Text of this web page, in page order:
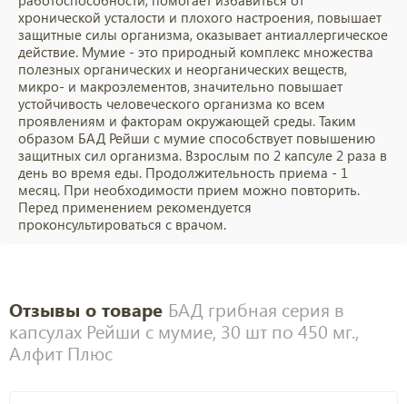
хронической усталости и плохого настроения, повышает
защитные силы организма, оказывает антиаллергическое
действие. Мумие - это природный комплекс множества
полезных органических и неорганических веществ,
микро- и макроэлементов, значительно повышает
устойчивость человеческого организма ко всем
проявлениям и факторам окружающей среды. Таким
образом БАД Рейши с мумие способствует повышению
защитных сил организма. Взрослым по 2 капсуле 2 раза в
день во время еды. Продолжительность приема - 1
месяц. При необходимости прием можно повторить.
Перед применением рекомендуется
проконсультироваться с врачом.
Отзывы о товаре БАД грибная серия в
капсулах Рейши с мумие, 30 шт по 450 мг.,
Алфит Плюс